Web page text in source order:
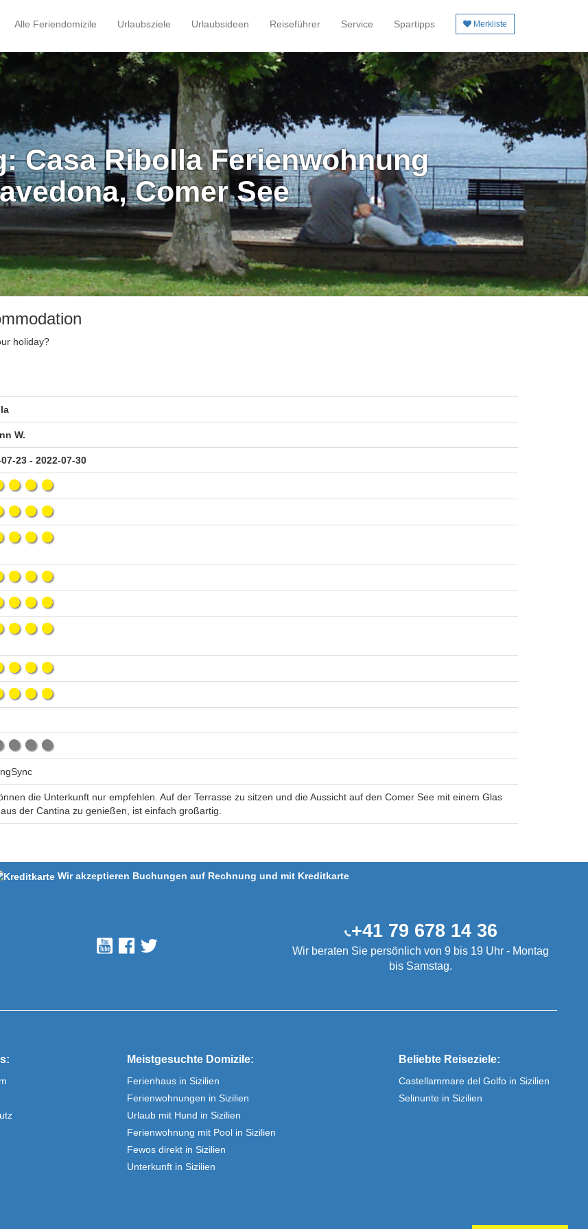
Alle Feriendomizile Urlaubsziele Urlaubsideen Reiseführer Service Spartipps Merkliste
Casa Ribolla Ferienwohnung
Comer See
holiday?
W.
23 - 2022-07-30
die Unterkunft nur empfehlen. Auf der Terrasse zu sitzen und die Aussicht auf den Comer See mit einem Glas
der Cantina zu genießen, ist einfach großartig.
Wir akzeptieren Buchungen auf Rechnung und mit Kreditkarte
+41 79 678 14 36
Wir beraten Sie persönlich von 9 bis 19 Uhr - Montag
bis Samstag.
Meistgesuchte Domizile:
Ferienhaus in Sizilien
Ferienwohnungen in Sizilien
Urlaub mit Hund in Sizilien
Ferienwohnung mit Pool in Sizilien
Fewos direkt in Sizilien
Unterkunft in Sizilien
Beliebte Reiseziele:
Castellammare del Golfo in Sizilien
Selinunte in Sizilien